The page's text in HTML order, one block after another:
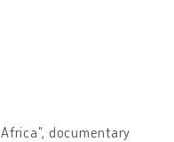
documentary